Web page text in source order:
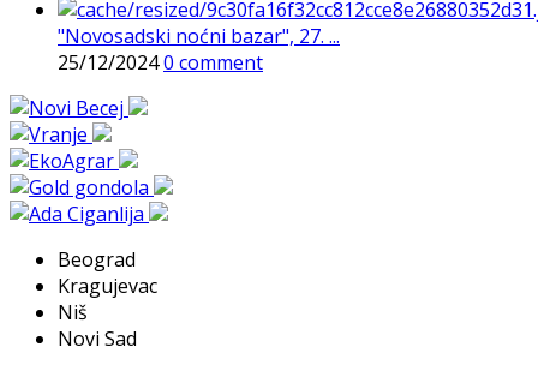
"Novosadski noćni bazar", 27. ...
25/12/20240 comment
Beograd
Kragujevac
Niš
Novi Sad